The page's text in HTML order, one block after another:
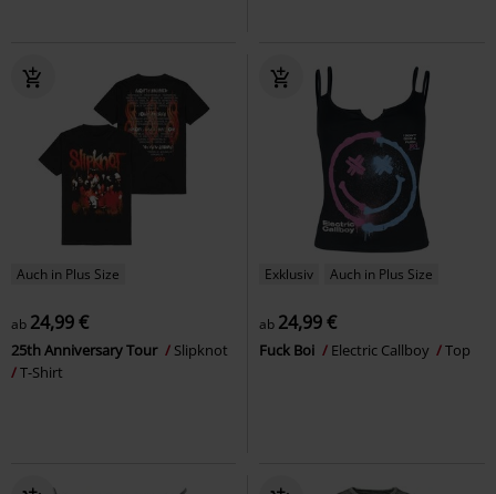
Auch in Plus Size
ab 24,99 €
25th Anniversary Tour
Slipknot
T-Shirt
Exklusiv Auch in Plus Size
ab 24,99 €
Fuck Boi Electric Callboy Top